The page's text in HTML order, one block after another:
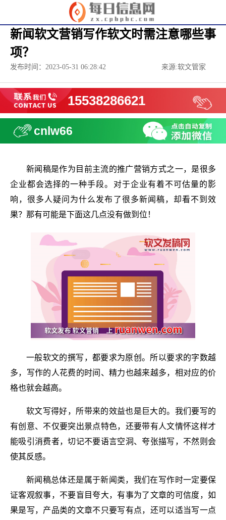
新闻软文营销写作软文时需注意哪些事
项？
发布时间：2023-05-31 06:28:42 来源:软文管家
15538286621
cnlw66
新闻稿是作为目前主流的推广营销方式之一，是很多
企业都会选择的一种手段。对于企业有着不可估量的影
响，很多人疑问为什么发布了很多新闻稿，却看不到效
果？那有可能是下面这几点没有做到位！
一般软文的撰写，都要求为原创。所以要求的字数越
多，写作的人花费的时间、精力也越来越多，相对应的价
格也就会越高。
软文写得好，所带来的效益也是巨大的。我们要写的
有创意、不仅要突出景点特色，还要带有人文情怀这样才
能吸引消费者，切记不要语言空洞、夸张描写，不然则会
使其反感。
新闻稿总体还是属于新闻类，我们在写作时一定要保
证客观叙事，不要盲目夸大，有事为了文章的可信度，如
果是写，产品类的文章不只要写有点，还可以适当写一点